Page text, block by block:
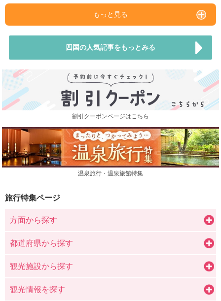
もっと見る
四国の人気記事をもっとみる
割引クーポンページはこちら
温泉旅行・温泉旅館特集
旅行特集ページ
方面から探す
都道府県から探す
観光施設から探す
観光情報を探す